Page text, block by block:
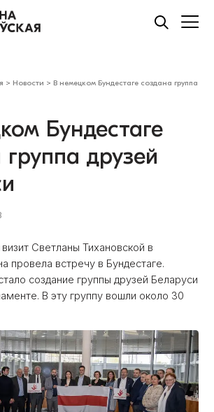
> Новости > В немецком Бундестаге создана группа
Бундестаге
друзей
Светланы Тихановской в
провела встречу в Бундестаге.
создание группы друзей Беларуси
В эту группу вошли около 30